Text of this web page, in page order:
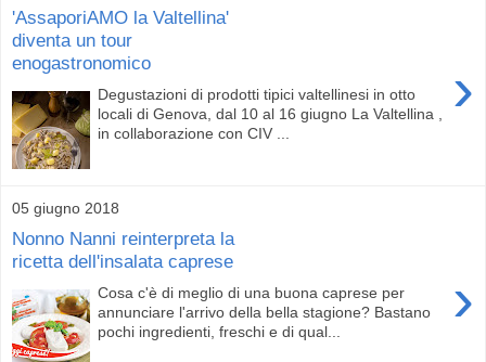
'AssaporiAMO la Valtellina'
diventa un tour
enogastronomico
›
Degustazioni di prodotti tipici valtellinesi in otto
locali di Genova, dal 10 al 16 giugno La Valtellina ,
in collaborazione con CIV ...
05 giugno 2018
Nonno Nanni reinterpreta la
ricetta dell'insalata caprese
›
Cosa c'è di meglio di una buona caprese per
annunciare l'arrivo della bella stagione? Bastano
pochi ingredienti, freschi e di qual...